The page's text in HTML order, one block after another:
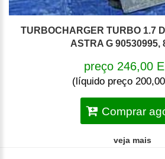
TURBOCHARGER TURBO 1.7
ASTRA G 90530995,
preço 246,00
(líquido preço
Comprar
veja mais